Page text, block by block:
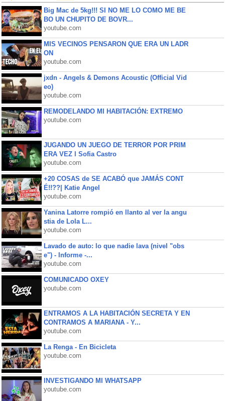
Big Mac de 5kg!!! SI NO ME LO COMO ME BE
BO UN CHUPITO DE BOVR...
youtube.com
MIS VECINOS PENSARON QUE ERA UN LADR
ON
youtube.com
jxdn - Angels & Demons Acoustic (Official Vid
eo)
youtube.com
REMODELANDO MI HABITACIÓN: EXTREMO
youtube.com
JUGANDO UN JUEGO DE TERROR POR PRIM
ERA VEZ l Sofia Castro
youtube.com
+20 COSAS de SE ACABÓ que JAMÁS CONT
É!!??| Katie Angel
youtube.com
Yanina Latorre rompió en llanto al ver la angu
stia de Lola L...
youtube.com
Lavado de auto: lo que nadie lava (nivel "obs
e") - Informe -...
youtube.com
COMUNICADO OXEY
youtube.com
ENTRAMOS A LA HABITACIÓN SECRETA Y EN
CONTRAMOS A MARIANA - Y...
youtube.com
La Renga - En Bicicleta
youtube.com
INVESTIGANDO MI WHATSAPP
youtube.com